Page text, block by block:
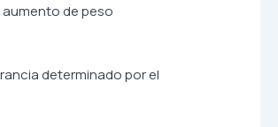
de peso
determinado por el